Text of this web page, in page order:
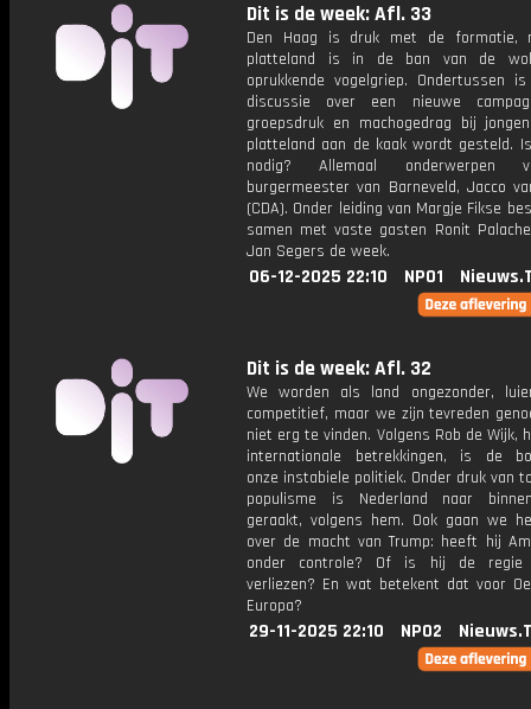
Dit is de week: Afl. 33
Den Haag is druk met de formatie,
platteland is in de ban van de
oprukkende vogelgriep. Ondertussen
discussie over een nieuwe
groepsdruk en machogedrag bij
platteland aan de kaak wordt gesteld.
nodig? Allemaal onderwerpen
burgermeester van Barneveld, Jacco
(CDA). Onder leiding van Margje Fikse
samen met vaste gasten Ronit
Jan Segers de week.
06-12-2025 22:10 NPO1
Dit is de week: Afl. 32
We worden als land ongezonder,
competitief, maar we zijn tevreden
niet erg te vinden. Volgens Rob de Wijk,
internationale betrekkingen, is de
onze instabiele politiek. Onder druk van
populisme is Nederland naar
geraakt, volgens hem. Ook gaan we
over de macht van Trump: heeft hij
onder controle? Of is hij de
verliezen? En wat betekent dat voor
Europa?
29-11-2025 22:10 NPO2